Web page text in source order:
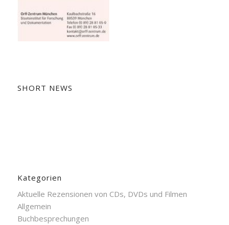
SHORT NEWS
Kategorien
Aktuelle Rezensionen von CDs, DVDs und Filmen
Allgemein
Buchbesprechungen